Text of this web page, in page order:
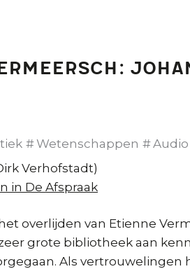
Wetenschappen Audio
Verhofstadt)
in De Afspraak
overlijden van Etienne
grote bibliotheek aan
Als vertrouwelingen